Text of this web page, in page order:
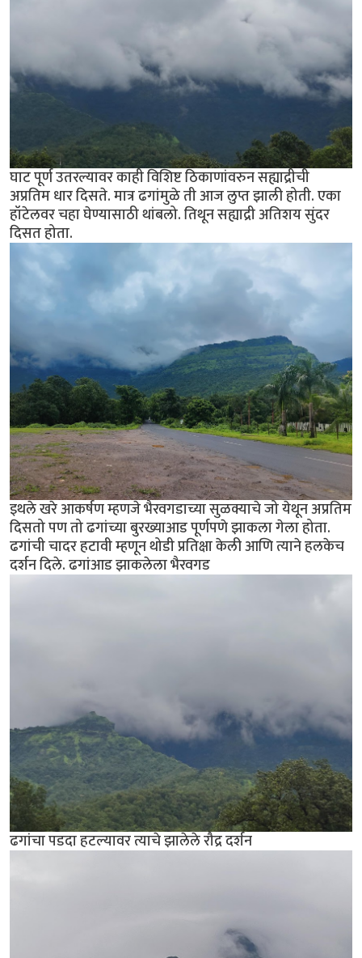
घाट पूर्ण उतरल्यावर काही विशिष्ट ठिकाणांवरुन सह्याद्रीची
अप्रतिम धार दिसते. मात्र ढगांमुळे ती आज लुप्त झाली होती. एका
हॉटेलवर चहा घेण्यासाठी थांबलो. तिथून सह्याद्री अतिशय सुंदर
दिसत होता.
इथले खरे आकर्षण म्हणजे भैरवगडाच्या सुळक्याचे जो येथून अप्रतिम
दिसतो पण तो ढगांच्या बुरख्याआड पूर्णपणे झाकला गेला होता.
ढगांची चादर हटावी म्हणून थोडी प्रतिक्षा केली आणि त्याने हलकेच
दर्शन दिले. ढगांआड झाकलेला भैरवगड
ढगांचा पडदा हटल्यावर त्याचे झालेले रौद्र दर्शन